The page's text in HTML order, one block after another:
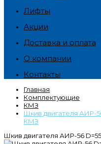
Лифты
Акции
Доставка и оплата
О компании
Контакты
Главная
Комплектующие
КМЗ
Шкив двигателя АИР-
КМЗ
Шкив двигателя АИР-56